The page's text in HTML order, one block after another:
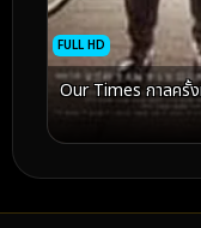
FULL HD
Our